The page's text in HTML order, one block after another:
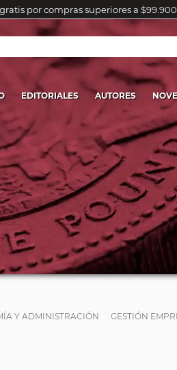
por compras superiores a
EDITORIALES AUTORES
Y ADMINISTRACIÓN GESTIÓN